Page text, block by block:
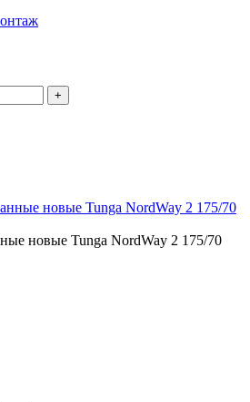
+
новые Tunga NordWay 2 175/70